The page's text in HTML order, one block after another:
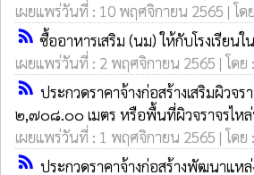
เผยแพร่วันที่ : 10 พฤศจิกายน 2565 | โด
rss_feed ซื้ออาหารเสริม (นม) ให้กับโรงเรีย
เผยแพร่วันที่ : 2 พฤศจิกายน 2565 | โดย
rss_feed ประกวดราคาจ้างก่อสร้างเสริมผิว
๒,๗๐๘.๐๐ เมตร หรือพื้นที่ผิวจราจรไหล่
เผยแพร่วันที่ : 1 พฤศจิกายน 2565 | โดย
rss_feed ประกวดราคาจ้างก่อสร้างพัฒนาแห